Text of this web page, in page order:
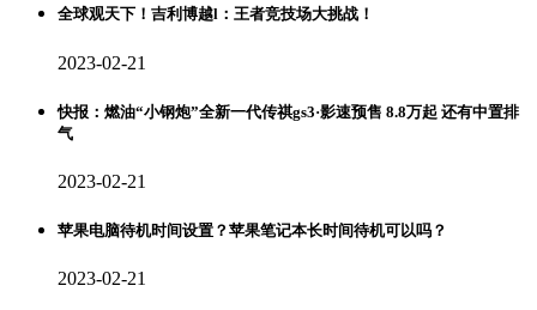
全球观天下！吉利博越l：王者竞技场大挑战！
2023-02-21
快报：燃油“小钢炮”全新一代传祺gs3·影速预售 8.8万起 还有中置排
气
2023-02-21
苹果电脑待机时间设置？苹果笔记本长时间待机可以吗？
2023-02-21